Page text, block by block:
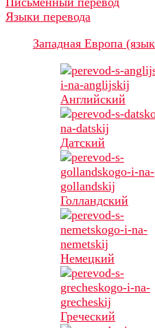
Языки перевода
Западная Европа
Английский
Датский
Голландский
Немецкий
Греческий